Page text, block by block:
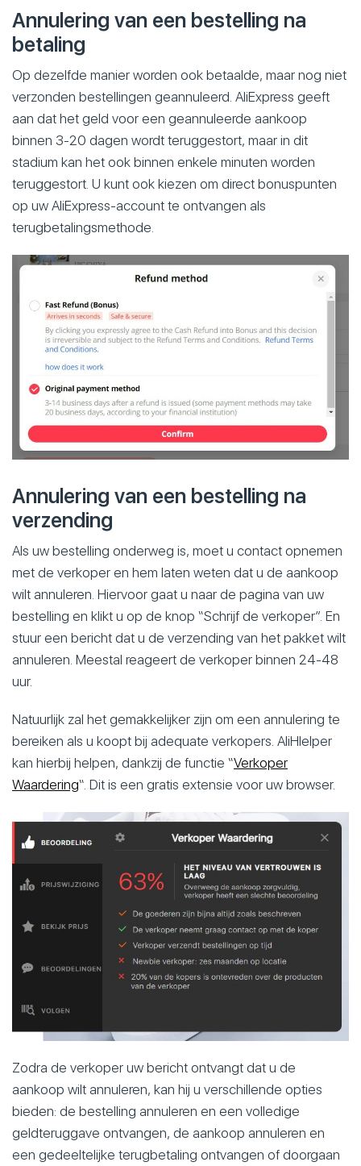
Annulering van een bestelling na
betaling
Op dezelfde manier worden ook betaalde, maar nog niet
verzonden bestellingen geannuleerd. AliExpress geeft
aan dat het geld voor een geannuleerde aankoop
binnen 3-20 dagen wordt teruggestort, maar in dit
stadium kan het ook binnen enkele minuten worden
teruggestort. U kunt ook kiezen om direct bonuspunten
op uw AliExpress-account te ontvangen als
terugbetalingsmethode.
Annulering van een bestelling na
verzending
Als uw bestelling onderweg is, moet u contact opnemen
met de verkoper en hem laten weten dat u de aankoop
wilt annuleren. Hiervoor gaat u naar de pagina van uw
bestelling en klikt u op de knop “Schrijf de verkoper”. En
stuur een bericht dat u de verzending van het pakket wilt
annuleren. Meestal reageert de verkoper binnen 24-48
uur.
Natuurlijk zal het gemakkelijker zijn om een annulering te
bereiken als u koopt bij adequate verkopers. AliHlelper
kan hierbij helpen, dankzij de functie “Verkoper
Waardering“. Dit is een gratis extensie voor uw browser.
Zodra de verkoper uw bericht ontvangt dat u de
aankoop wilt annuleren, kan hij u verschillende opties
bieden: de bestelling annuleren en een volledige
geldteruggave ontvangen, de aankoop annuleren en
een gedeeltelijke terugbetaling ontvangen of doorgaan